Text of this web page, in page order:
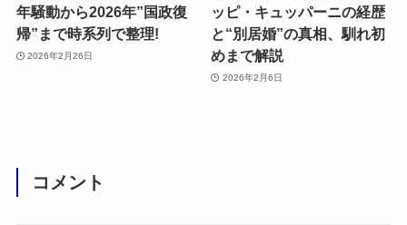
年騒動から2026年”国政復
帰”まで時系列で整理!
2026年2月26日
ッピ・キュッパーニの経歴
と“別居婚”の真相、馴れ初
めまで解説
2026年2月6日
コメント